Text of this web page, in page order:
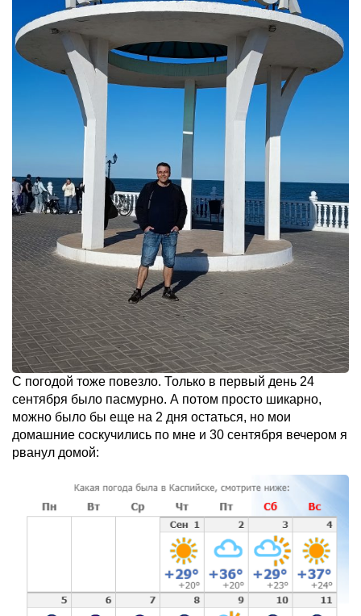
С погодой тоже повезло. Только в первый день 24
сентября было пасмурно. А потом просто шикарно,
можно было бы еще на 2 дня остаться, но мои
домашние соскучились по мне и 30 сентября вечером я
рванул домой: